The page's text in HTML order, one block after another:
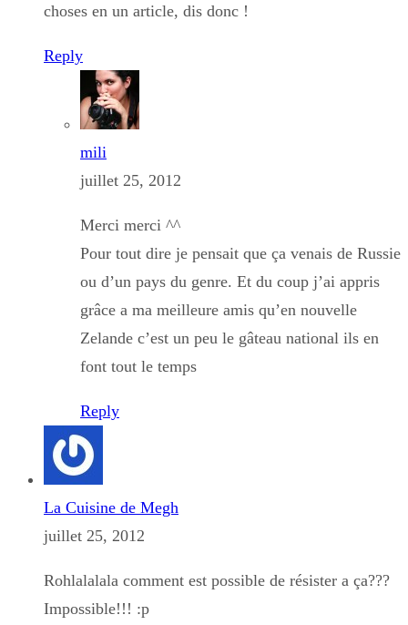
choses en un article, dis donc !
Reply
mili
juillet 25, 2012
Merci merci ^^
Pour tout dire je pensait que ça venais de Russie
ou d’un pays du genre. Et du coup j’ai appris
grâce a ma meilleure amis qu’en nouvelle
Zelande c’est un peu le gâteau national ils en
font tout le temps
Reply
La Cuisine de Megh
juillet 25, 2012
Rohlalalala comment est possible de résister a ça???
Impossible!!! :p